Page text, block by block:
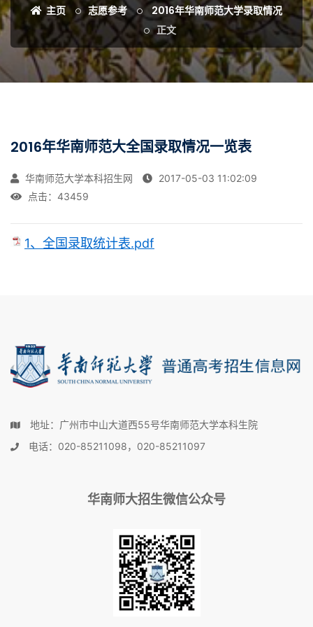
主页 志愿参考
2016年华南师范大学录取情况
正文
2016年华南师范大全国录取情况一览表
华南师范大学本科招生网
2017-05-03 11:02:09
点击： 43459
1、全国录取统计表.pdf
地址：广州市中山大道西55号华南师范大学本科生院
电话：020-85211098，020-85211097
华南师大招生微信公众号